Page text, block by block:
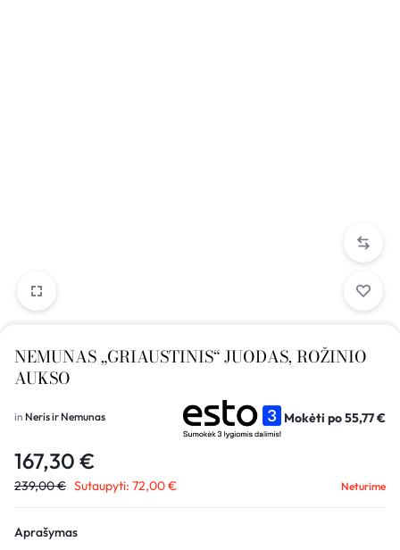
NEMUNAS „GRIAUSTINIS“ JUODAS, ROŽINIO
AUKSO
in Neris ir Nemunas Mokėti po55,77€
167,30 €
239,00€ Sutaupyti: 72,00€ Neturime
Aprašymas